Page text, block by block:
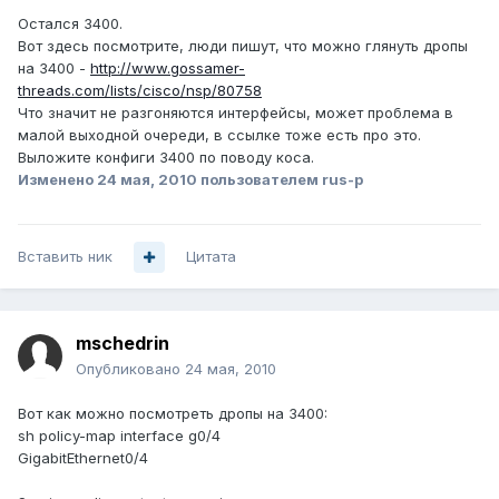
Остался 3400.
Вот здесь посмотрите, люди пишут, что можно глянуть дропы
на 3400 - http://www.gossamer-
threads.com/lists/cisco/nsp/80758
Что значит не разгоняются интерфейсы, может проблема в
малой выходной очереди, в ссылке тоже есть про это.
Выложите конфиги 3400 по поводу коса.
Изменено 24 мая, 2010 пользователем rus-p
Вставить ник Цитата
mschedrin
Опубликовано 24 мая, 2010
Вот как можно посмотреть дропы на 3400:
sh policy-map interface g0/4
GigabitEthernet0/4